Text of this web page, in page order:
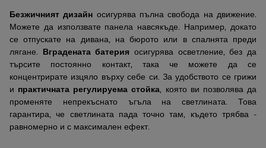
Безжичният дизайн осигурява пълна свобода на движение.
Можете да използвате панела навсякъде. Например, докато
се отпускате на дивана, на бюрото или в спалнята преди
лягане. Вградената батерия осигурява осветление, без да
търсите постоянно контакт, така че можете да се
концентрирате изцяло върху себе си. За удобството се грижи
и практичната регулируема стойка, която ви позволява да
променяте непрекъснато ъгъла на светлината. Това
гарантира, че светлината пада точно там, където трябва -
равномерно и с максимален ефект.